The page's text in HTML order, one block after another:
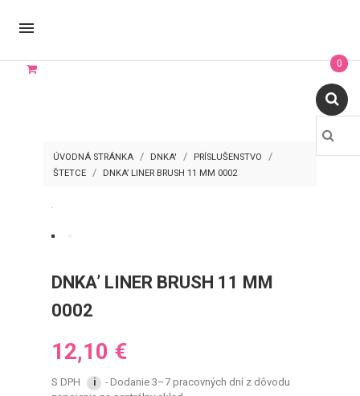

0
ÚVODNÁ STRÁNKA DNKA'
PRÍSLUŠENSTVO
ŠTETCE
DNKA’ LINER BRUSH 11 MM 0002
DNKA’ LINER BRUSH 11 MM
0002
12,10 €
S DPH i
Dodanie 3–7 pracovných dní z dôvodu